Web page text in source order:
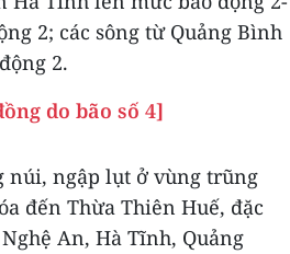
2; các sông từ Quảng Bình
2.
do bão số 4]
núi, ngập lụt ở vùng trũng
đến Thừa Thiên Huế, đặc
An, Hà Tĩnh, Quảng